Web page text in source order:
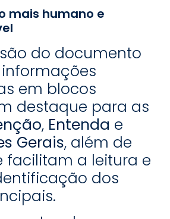
mais humano e
do documento
em blocos
destaque para as
, Entenda e
Gerais, além de
facilitam a leitura e
dos